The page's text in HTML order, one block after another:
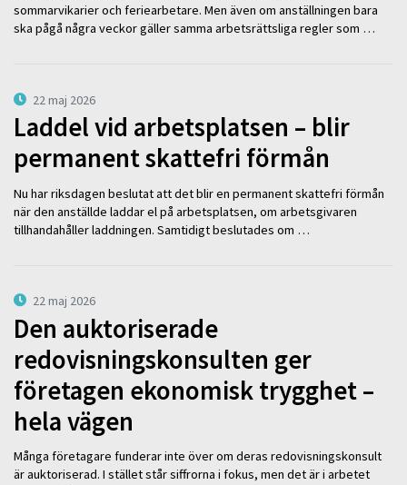
sommarvikarier och feriearbetare. Men även om anställningen bara
ska pågå några veckor gäller samma arbetsrättsliga regler som …
22 maj 2026
Laddel vid arbetsplatsen – blir
permanent skattefri förmån
Nu har riksdagen beslutat att det blir en permanent skattefri förmån
när den anställde laddar el på arbetsplatsen, om arbetsgivaren
tillhandahåller laddningen. Samtidigt beslutades om …
22 maj 2026
Den auktoriserade
redovisningskonsulten ger
företagen ekonomisk trygghet –
hela vägen
Många företagare funderar inte över om deras redovisningskonsult
är auktoriserad. I stället står siffrorna i fokus, men det är i arbetet